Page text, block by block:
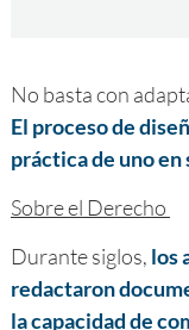
No basta con
El proceso de
práctica de uno
Sobre el Derecho
Durante siglos, los
redactaron
la capacidad de